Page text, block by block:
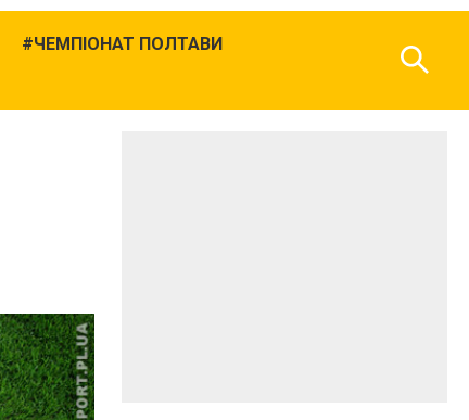
ЧЕМПІОНАТ ПОЛТАВИ